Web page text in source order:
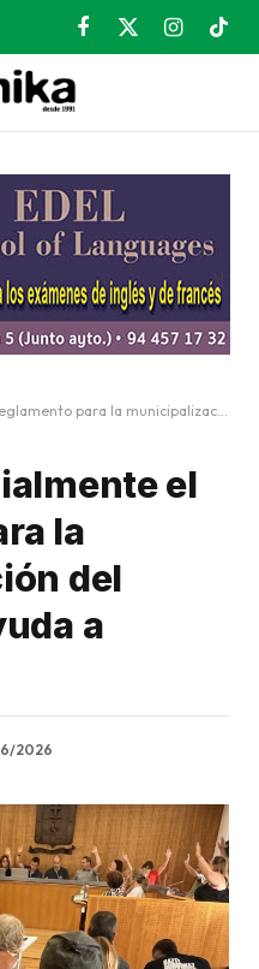
Facebook
X
Instagram
del Servicio de Ayuda a Domicilio
el
la
del
a
2026